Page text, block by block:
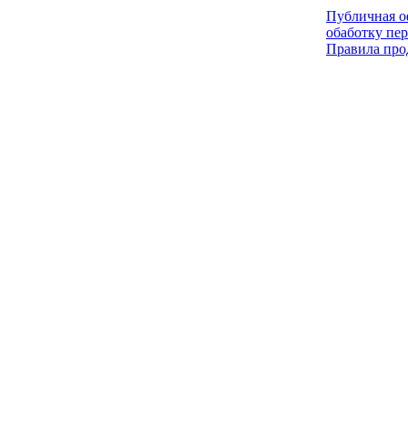
Публичная
обаботку
Правила